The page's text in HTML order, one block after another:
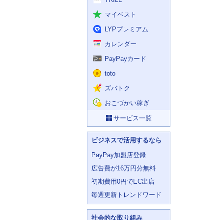
マイベスト
LYPプレミアム
カレンダー
PayPayカード
toto
ズバトク
おこづかい稼ぎ
サービス一覧
ビジネスで活用するなら
PayPay加盟店登録
広告費が16万円分無料
初期費用0円でEC出店
毎週更新トレンドワード
社会的な取り組み